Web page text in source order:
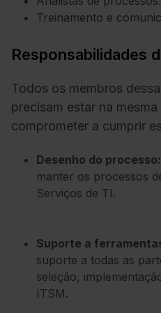
Treinamento e
Responsabilidades
Todos os membros
precisam estar na
comprometer a cumprir
Desenho do processo:
manter os processos
Serviços de TI.
Suporte a
suporte a todas as
seleção,
ITSM.